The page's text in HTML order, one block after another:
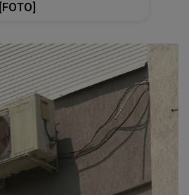
[FOTO]